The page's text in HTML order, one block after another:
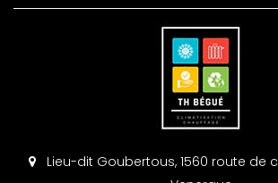
Lieu-dit Goubertous, 1560 route de